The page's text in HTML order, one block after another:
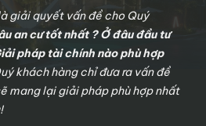
giải quyết vấn đề cho Quý
an cư tốt nhất ? Ở đâu đầu tư
pháp tài chính nào phù hợp
khách hàng chỉ đưa ra vấn đề
mang lại giải pháp phù hợp nhất